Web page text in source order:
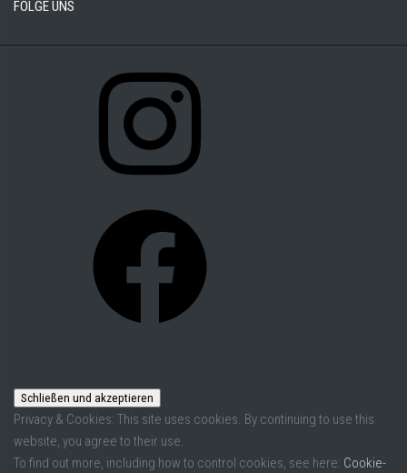
FOLGE UNS
Privacy & Cookies: This site uses cookies. By continuing to use this
website, you agree to their use.
To find out more, including how to control cookies, see here: Cookie-